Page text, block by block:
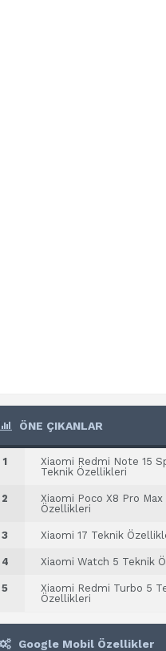
ÖNE ÇIKANLAR
1
Xiaomi Redmi Note 15
Teknik Özellikleri
2
Xiaomi Poco X8 Pro Max
Özellikleri
3 Xiaomi 17 Teknik
4 Xiaomi Watch 5 Teknik
5
Xiaomi Redmi Turbo 5
Özellikleri
Google Mobil Özellikler